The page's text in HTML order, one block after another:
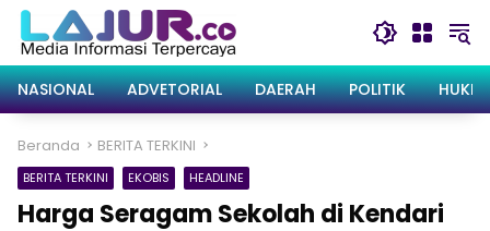
Langsung
konten
NASIONAL
ADVETORIAL DAERAH POLITIK
Beranda BERITA TERKINI
BERITA TERKINI EKOBIS HEADLINE
Harga Seragam Sekolah di Kendari